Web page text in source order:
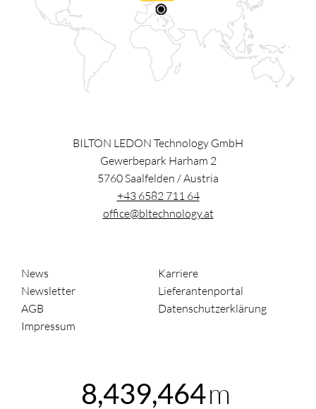
BILTON LEDON Technology GmbH
Gewerbepark Harham 2
5760Saalfelden /Austria
+43 6582 711 64
office@bltechnology.at
News
Karriere
Newsletter
Lieferantenportal
AGB
Datenschutzerklärung
Impressum
8,439,464m